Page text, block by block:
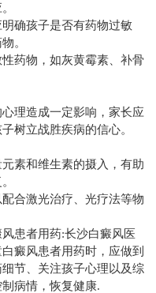
确孩子是否有药物过敏
。
药物，如灰黄霉素、补骨
理造成一定影响，家长应
树立战胜疾病的信心。
素和维生素的摄入，有助
合激光治疗、光疗法等物
患者用药:长沙白癜风医
癜风患者用药时，应做到
节、关注孩子心理以及综
病情，恢复健康.